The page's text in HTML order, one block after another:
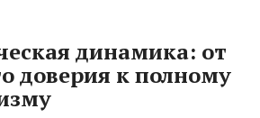
динамика: от
доверия к полному